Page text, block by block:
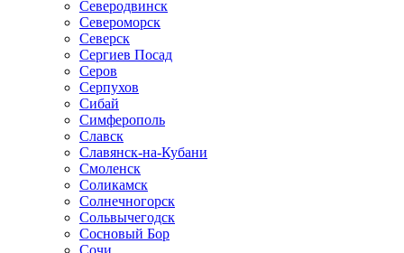
Северодвинск
Североморск
Северск
Сергиев Посад
Серов
Серпухов
Сибай
Симферополь
Славск
Славянск-на-Кубани
Смоленск
Соликамск
Солнечногорск
Сольвычегодск
Сосновый Бор
Сочи